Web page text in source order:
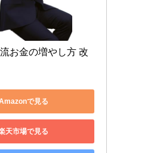
お金の増やし方 改
で見る
天市場で見る